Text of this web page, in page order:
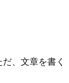
、文章を書く